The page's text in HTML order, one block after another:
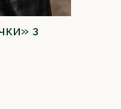
з